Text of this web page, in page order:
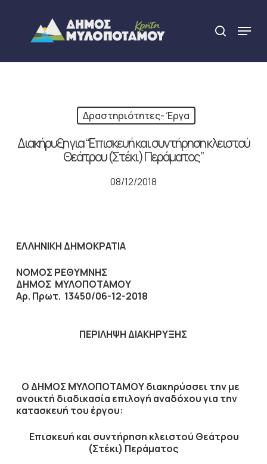
content
search
Menu
Δραστηριότητες- Έργα
Διακήρυξη για “Επισκευή και συντήρηση κλειστού
Θεάτρου (Στέκι) Περάματος”
08/12/2018
ΕΛΛΗΝΙΚΗ ΔΗΜΟΚΡΑΤΙΑ
ΝΟΜΟΣ ΡΕΘΥΜΝΗΣ
ΔΗΜΟΣ ΜΥΛΟΠΟΤΑΜΟΥ
Αρ. Πρωτ. 13450/06-12-2018
ΠΕΡΙΛΗΨΗ ΔΙΑΚΗΡΥΞΗΣ
Ο ΔΗΜΟΣ ΜΥΛΟΠΟΤΑΜΟΥ διακηρύσσει την με
ανοικτή διαδικασία επιλογή αναδόχου για την
κατασκευή του έργου:
Επισκευή και συντήρηση κλειστού Θεάτρου
(Στέκι) Περάματος
Close